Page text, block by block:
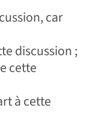
car
discussion ;
cette
à cette